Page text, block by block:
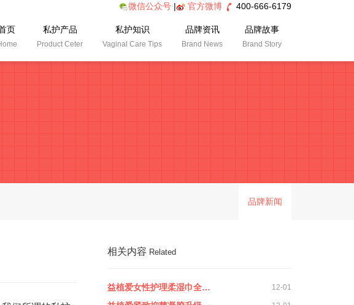
微信公众号 | 官方微博 400-666-6179
页 私护产品
Product Ceter
私护知识
Vaginal Care Tips
品牌资讯
Brand News
品牌故事
Brand Story
品牌新闻
相关内容 Related
益植爱女性护理柔湿巾全… 12-01